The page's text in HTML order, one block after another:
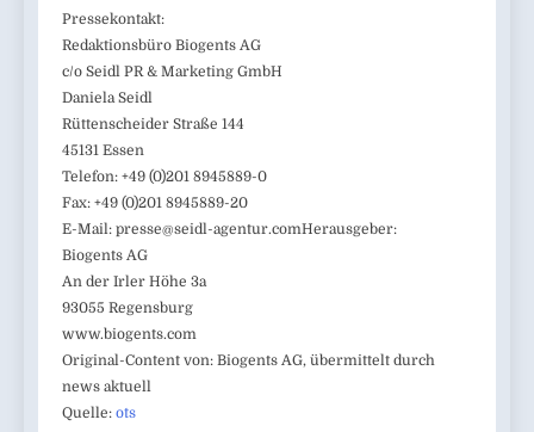
Pressekontakt:
Redaktionsbüro Biogents AG
c/o Seidl PR & Marketing GmbH
Daniela Seidl
Rüttenscheider Straße 144
45131 Essen
Telefon: +49 (0)201 8945889-0
Fax: +49 (0)201 8945889-20
E-Mail: presse@seidl-agentur.comHerausgeber:
Biogents AG
An der Irler Höhe 3a
93055 Regensburg
www.biogents.com
Original-Content von: Biogents AG, übermittelt durch
news aktuell
Quelle: ots